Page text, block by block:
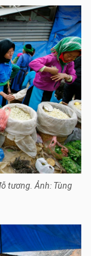
tương. Ảnh: Tùng